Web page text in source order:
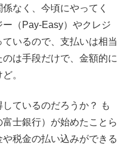
なく、今頃にやってく
（Pay-Easy）やクレジ
いるので、支払いは相当
は手段だけで、金額的に
。
ているのだろうか？ も
士銀行）が始めたことら
税金の払い込みができる